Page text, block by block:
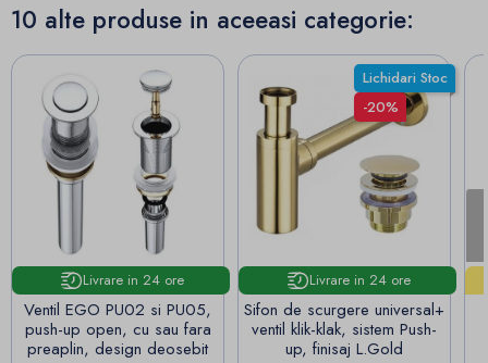
10 alte produse in aceeasi categorie:
Livrare in 24 ore
Ventil EGO PU02 si PU05,
push-up open, cu sau fara
preaplin, design deosebit
Lichidari Stoc
-20%
Livrare in 24 ore
Sifon de scurgere universal+
ventil klik-klak, sistem Push-
up, finisaj L.Gold